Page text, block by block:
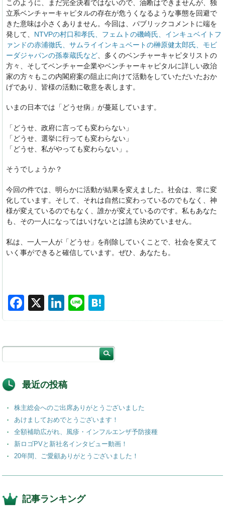
このように、まだ完全決着ではないので、油断はできませんが、独
立系ベンチャーキャピタルの存在が危うくなるような事態を回避で
きた意味は小さくありません。今回は、パブリックコメントに端を
発して、 NTVPの村口和孝氏、フェムトの磯崎氏、インキュベイトフ
ァンドの赤浦徹氏、サムライインキュベートの榊原健太郎氏、モビ
ーダジャパンの孫泰蔵氏など 、多くのベンチャーキャピタリストの
方々、そしてベンチャー企業やベンチャーキャピタルに詳しい政治
家の方々もこの内閣府案の阻止に向けて活動をしていただいたおか
げであり、皆様の活動に敬意を表します。
いまの日本では「どうせ病」が蔓延しています。
「どうせ、政府に言っても変わらない」
「どうせ、選挙に行っても変わらない」
「どうせ、私がやっても変わらない」。
そうでしょうか？
今回の件では、明らかに活動が結果を変えました。社会は、常に変
化しています。そして、それは自然に変わっているのでもなく、神
様が変えているのでもなく、誰かが変えているのです。私もあなた
も、その一人になってはいけないとは誰も決めていません。
私は、一人一人が「どうせ」を削除していくことで、社会を変えて
いく事ができると確信しています。ぜひ、あなたも。
F
e
o
k
X
Li
e
n
Li
n
最近の投稿
株主総会へのご出席ありがとうございました
あけましておめでとうございます！
全額補助広がれ、風疹・インフルエンザ予防接種
新ロゴPVと新社名インタビュー動画！
20年間、ご愛顧ありがとうございました！
記事ランキング